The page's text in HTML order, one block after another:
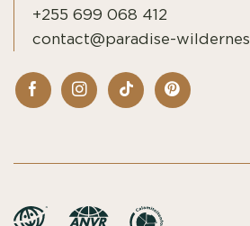
+255 699 068 412
contact@paradise-